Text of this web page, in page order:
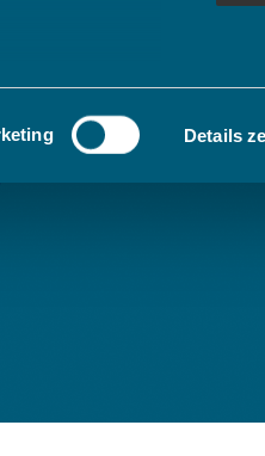
Medien
wir
Werbung
Daten
Details